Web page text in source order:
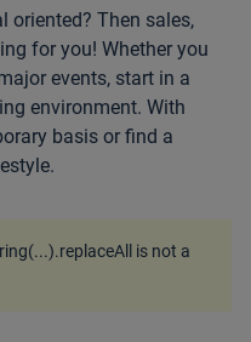
oriented? Then sales,
for you! Whether you
events, start in a
environment. With
basis or find a
is not a